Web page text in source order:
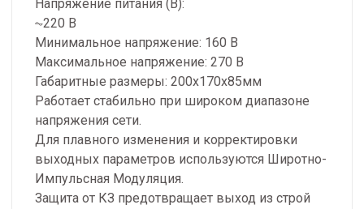
Напряжение питания (В):
⏦220 В
Минимальное напряжение: 160 В
Максимальное напряжение: 270 В
Габаритные размеры: 200x170x85мм
Работает стабильно при широком диапазоне
напряжения сети.
Для плавного изменения и корректировки
выходных параметров используются Широтно-
Импульсная Модуляция.
Защита от КЗ предотвращает выход из строй